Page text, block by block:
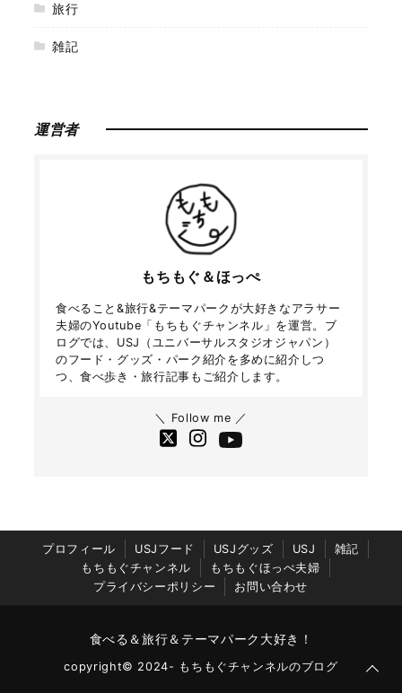
旅行
雑記
運営者
もちもぐ＆ほっぺ
食べること&旅行&テーマパークが大好きなアラサー
夫婦のYoutube「もちもぐチャンネル」を運営。ブ
ログでは、USJ（ユニバーサルスタジオジャパン）
のフード・グッズ・パーク紹介を多めに紹介しつ
つ、食べ歩き・旅行記事もご紹介します。
＼ Follow me ／
プロフィール USJフード USJグッズ USJ
雑記
もちもぐチャンネル
もちもぐほっぺ夫婦
プライバシーポリシー
お問い合わせ
食べる＆旅行＆テーマパーク大好き！
copyright© 2024- もちもぐチャンネルのブログ